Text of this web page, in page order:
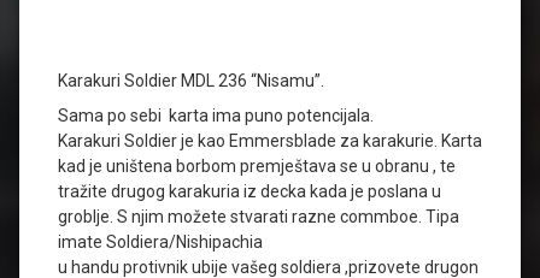
Karakuri Soldier MDL 236 “Nisamu”.
Sama po sebi karta ima puno potencijala.
Karakuri Soldier je kao Emmersblade za karakurie. Karta
kad je uništena borbom premještava se u obranu , te
tražite drugog karakuria iz decka kada je poslana u
groblje. S njim možete stvarati razne commboe. Tipa
imate Soldiera/Nishipachia
u handu protivnik ubije vašeg soldiera ,prizovete drugon